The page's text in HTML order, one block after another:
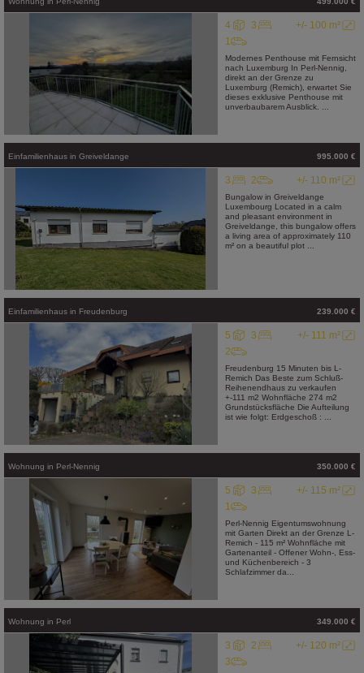
+/- 100 m²
4
3
1
Modernes Penthouse mit Fernsicht
nach Luxemburg In Perl-Nennig,
direkt an der Grenze zu
Luxemburg (Remich), erwartet Sie
dieses exklusive Penthouse mit
unverbaubarem Ausblick. ...
Einfamilienhaus in Greiveldange 995.000 €
+/- 110 m²
3 2
Bungalow in Greiveldange
Luxembourg Located in a calm
and pleasant environment in
Greiveldange, this bungalow offers
a living area of approximately 110
m² on a beautiful plot ...
Einfamilienhaus in Freudenburg 239.000 €
+/- 111 m²
5
3
2
Freudenburg 15 Minuten bis L-
Remich Das Beste zum Schluß-
Reihenendhaus zu verkaufen
+-111 m2 Wohnfläche 274 m2
Grundstücksfläche Die Aufteilung
ist wie folgt: Erdgeschoß : ...
Wohnung in Perl-Nennig 350.000 €
+/- 115 m²
5
3
1
Perl-Nennig Eigentumswohnung
mit Garten Direkt an der Grenze L-
Remich - 115 m² Wohnfläche mit
Gartenanteil - Offener Wohn-, Ess-
und Küchenbereich - 3
Schlafzimmer da...
Wohnung in Perl 349.000 €
+/- 120 m²
3
2
3